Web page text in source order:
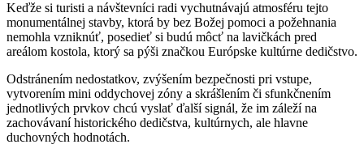
Keďže si turisti a návštevníci radi vychutnávajú atmosféru tejto
monumentálnej stavby, ktorá by bez Božej pomoci a požehnania
nemohla vzniknúť, posedieť si budú môcť na lavičkách pred
areálom kostola, ktorý sa pýši značkou Európske kultúrne dedičstvo.
Odstránením nedostatkov, zvýšením bezpečnosti pri vstupe,
vytvorením mini oddychovej zóny a skrášlením či sfunkčnením
jednotlivých prvkov chcú vyslať ďalší signál, že im záleží na
zachovávaní historického dedičstva, kultúrnych, ale hlavne
duchovných hodnotách.